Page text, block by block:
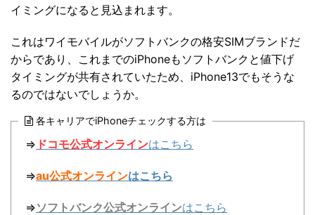
イミングになると見込まれます。
これはワイモバイルがソフトバンクの格安SIMブランドだ
からであり、これまでのiPhoneもソフトバンクと値下げ
タイミングが共有されていたため、iPhone13でもそうな
るのではないでしょうか。
各キャリアでiPhoneチェックする方は
⇒ ドコモ公式オンラインはこちら
⇒au公式オンラインはこちら
⇒ソフトバンク公式オンラインはこちら